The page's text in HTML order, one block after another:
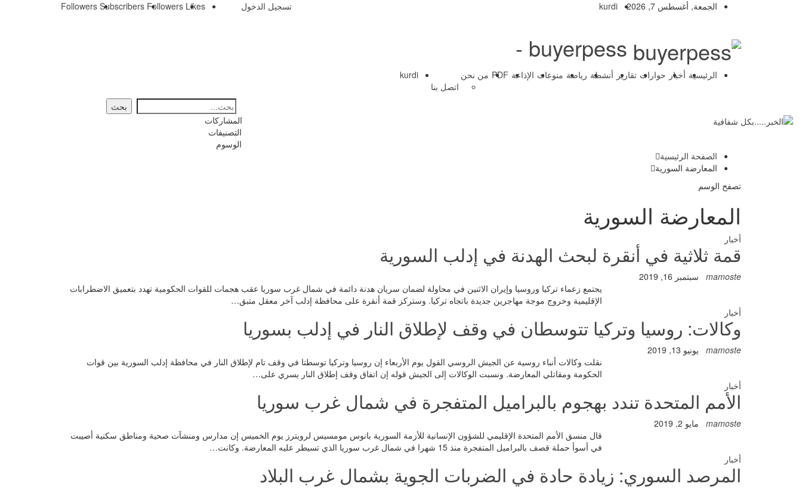
Likes
Followers
Subscribers
Followers تسجيل الدخول الجمعة, أغسطس 7, 2026 kurdi
buyerpess -
الرئيسية أخبار حوارات تقارير أنشطة رياضة منوعات الإذاعة PDF من نحن
اتصل بنا
kurdi
المشاركات
التصنيفات
الوسوم
الصفحة الرئيسية
المعارضة السورية
تصفح الوسم
المعارضة السورية
أخبار
قمة ثلاثية في أنقرة لبحث الهدنة في إدلب السورية
mamoste
سبتمبر 16, 2019
يجتمع زعماء تركيا وروسيا وإيران الاثنين في محاولة لضمان سريان هدنة دائمة في شمال غرب سوريا عقب هجمات للقوات الحكومية تهدد بتعميق الاضطرابات
الإقليمية وخروج موجة مهاجرين جديدة باتجاه تركيا. وستركز قمة أنقرة على محافظة إدلب آخر معقل متبق…
أخبار
وكالات: روسيا وتركيا تتوسطان في وقف لإطلاق النار في إدلب بسوريا
mamoste
يونيو 13, 2019
نقلت وكالات أنباء روسية عن الجيش الروسي القول يوم الأربعاء إن روسيا وتركيا توسطتا في وقف تام لإطلاق النار في محافظة إدلب السورية بين قوات
الحكومة ومقاتلي المعارضة. ونسبت الوكالات إلى الجيش قوله إن اتفاق وقف إطلاق النار يسري على…
أخبار
الأمم المتحدة تندد بهجوم بالبراميل المتفجرة في شمال غرب سوريا
mamoste
مايو 2, 2019
قال منسق الأمم المتحدة الإقليمي للشؤون الإنسانية للأزمة السورية بانوس مومسيس لرويترز يوم الخميس إن مدارس ومنشآت صحية ومناطق سكنية أصيبت
في أسوأ حملة قصف بالبراميل المتفجرة منذ 15 شهرا في شمال غرب سوريا الذي تسيطر عليه المعارضة. وكانت…
أخبار
المرصد السوري: زيادة حادة في الضربات الجوية بشمال غرب البلاد